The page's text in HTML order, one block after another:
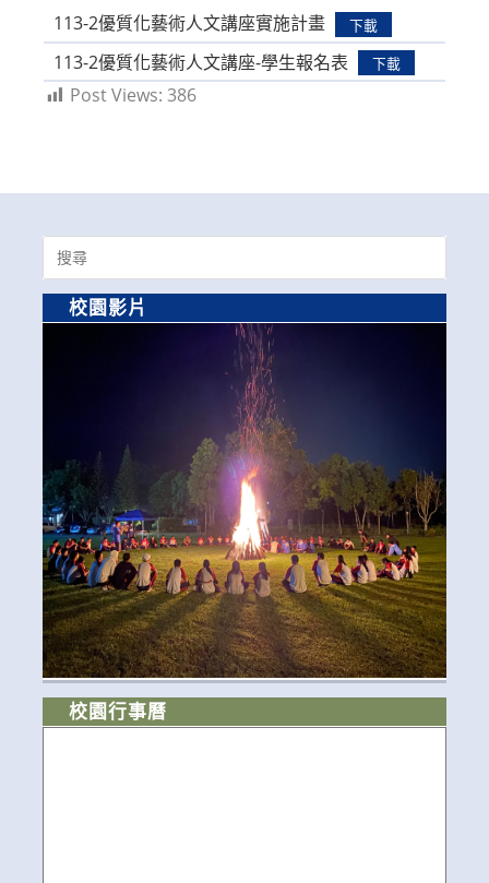
113-2優質化藝術人文講座實施計畫
下載
113-2優質化藝術人文講座-學生報名表 下載
Post Views: 386
Search
for:
校園影片
校園行事曆